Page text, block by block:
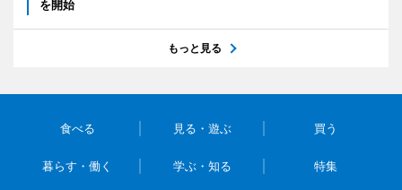
を開始
もっと見る
食べる 見る・遊ぶ 買う
暮らす・働く 学ぶ・知る 特集